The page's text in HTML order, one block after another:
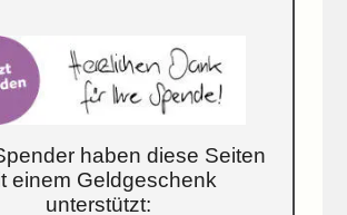
haben diese Seiten
einem Geldgeschenk
unterstützt: